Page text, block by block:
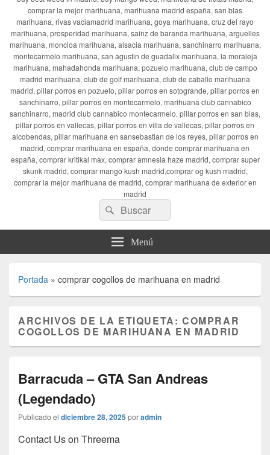
comprar la mejor marihuana, marihuana madrid españa, san blas
marihuana, rivas vaciamadrid marihuana, goya marihuana, cruz del rayo
marihuana, prosperidad marihuana, sainz de baranda marihuana, arguelles
marihuana, moncloa marihuana, alsacia marihuana, sanchinarro marihuana,
montecarmelo marihuana, san agustin de guadalix marihuana, la moraleja
marihuana, mahadahonda marihuana, pozuelo marihuana, club de campo
madrid marihuana, club de golf marihuana, club de caballo marihuana
madrid, pillar porros en pozuelo, pillar porros en sotogrande, pillar porros en
sanchinarro, pillar porros en montecarmelo, marihuana club cannabico
sanchinarro, madrid club cannabico montecarmelo, pillar porros en san blas,
pillar porros en vallecas, pillar porros en villa de vallecas, pillar porros en
alcobendas, pillar marihuana en sansebastian de los reyes, pillar porros en
madrid, comprar marihuana en españa, donde comprar marihuana en
españa, comprar kritikal max, comprar amnesia haze madrid, comprar super
skunk madrid, comprar mango kush madrid,comprar og kush madrid,
comprar la mejor marihuana de madrid, comprar marihuana de exterior en
madrid
Buscar
por:
Buscar
Menú
Portada » comprar cogollos de marihuana en madrid
ARCHIVOS DE LA ETIQUETA:COMPRAR
COGOLLOS DE MARIHUANA EN MADRID
Barracuda – GTA San Andreas
(Legendado)
Publicado el diciembre 28, 2025poradmin
Contact Us on Threema